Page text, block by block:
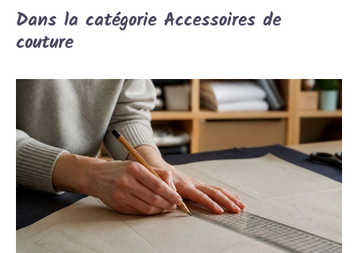
Dans la catégorie Accessoires de
couture